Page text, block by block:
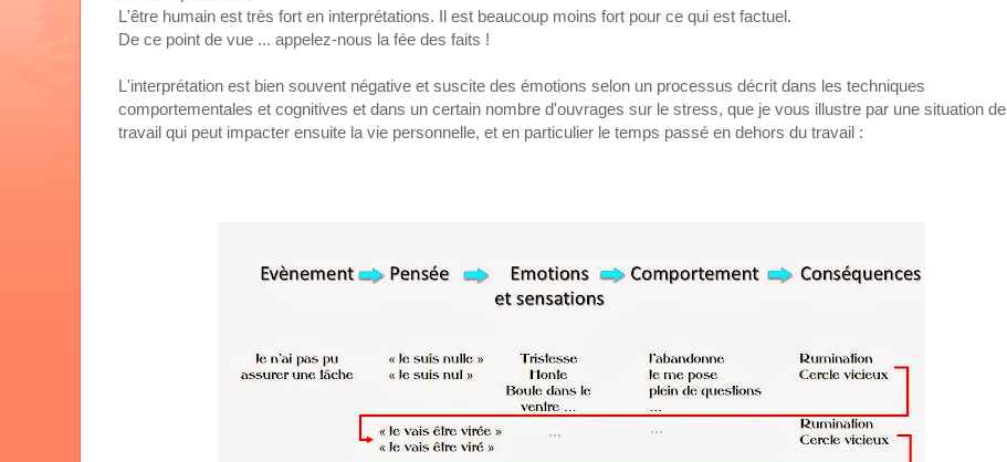
L'être humain est très fort en interprétations. Il est beaucoup moins fort pour ce qui est factuel.
De ce point de vue ... appelez-nous la fée des faits !
L'interprétation est bien souvent négative et suscite des émotions selon un processus décrit dans les techniques
comportementales et cognitives et dans un certain nombre d'ouvrages sur le stress, que je vous illustre par une situation de
travail qui peut impacter ensuite la vie personnelle, et en particulier le temps passé en dehors du travail :